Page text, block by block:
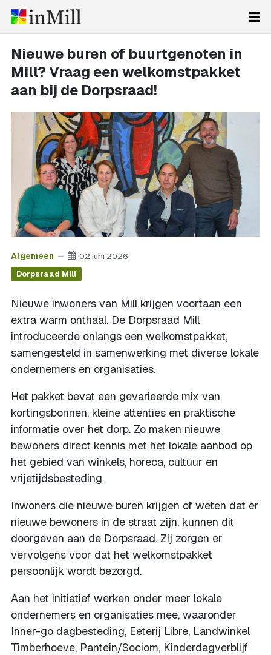
Nieuwe buren of buurtgenoten in
Mill? Vraag een welkomstpakket
aan bij de Dorpsraad!
Algemeen 02 juni 2026
Dorpsraad Mill
Nieuwe inwoners van Mill krijgen voortaan een
extra warm onthaal. De Dorpsraad Mill
introduceerde onlangs een welkomstpakket,
samengesteld in samenwerking met diverse lokale
ondernemers en organisaties.
Het pakket bevat een gevarieerde mix van
kortingsbonnen, kleine attenties en praktische
informatie over het dorp. Zo maken nieuwe
bewoners direct kennis met het lokale aanbod op
het gebied van winkels, horeca, cultuur en
vrijetijdsbesteding.
Inwoners die nieuwe buren krijgen of weten dat er
nieuwe bewoners in de straat zijn, kunnen dit
doorgeven aan de Dorpsraad. Zij zorgen er
vervolgens voor dat het welkomstpakket
persoonlijk wordt bezorgd.
Aan het initiatief werken onder meer lokale
ondernemers en organisaties mee, waaronder
Inner-go dagbesteding, Eeterij Libre, Landwinkel
Timberhoeve, Pantein/Sociom, Kinderdagverblijf